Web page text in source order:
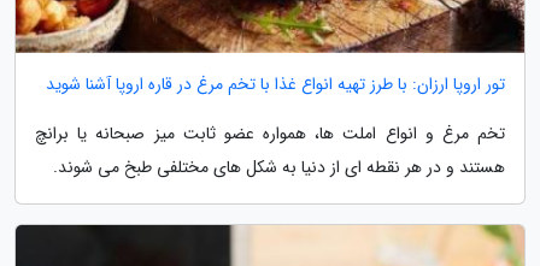
تور اروپا ارزان: با طرز تهیه انواع غذا با تخم مرغ در قاره اروپا آشنا شوید
تخم مرغ و انواع املت ها، همواره عضو ثابت میز صبحانه یا برانچ
هستند و در هر نقطه ای از دنیا به شکل های مختلفی طبخ می شوند.